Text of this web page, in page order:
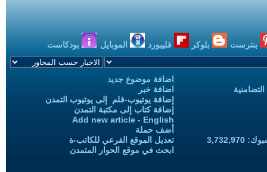
بنترست بلوكر فليبورد الموبايل بودكاست
اضافة موضوع جديد
اضافة خبر
إضافة يوتيوب-فلم إلى يوتيوب التمدن
إضافة كتاب إلى مكتبة التمدن
Add new article - English
أضف حملة
تعديل الموقع الفرعي للكاتب-ة
ابحث في موقع الحوار المتمدن